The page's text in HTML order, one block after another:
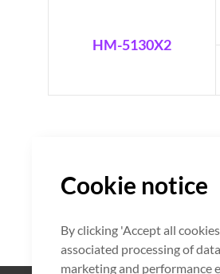
HM-5130X2
Cookie notice
By clicking 'Accept all
associated processing of
marketing and performance